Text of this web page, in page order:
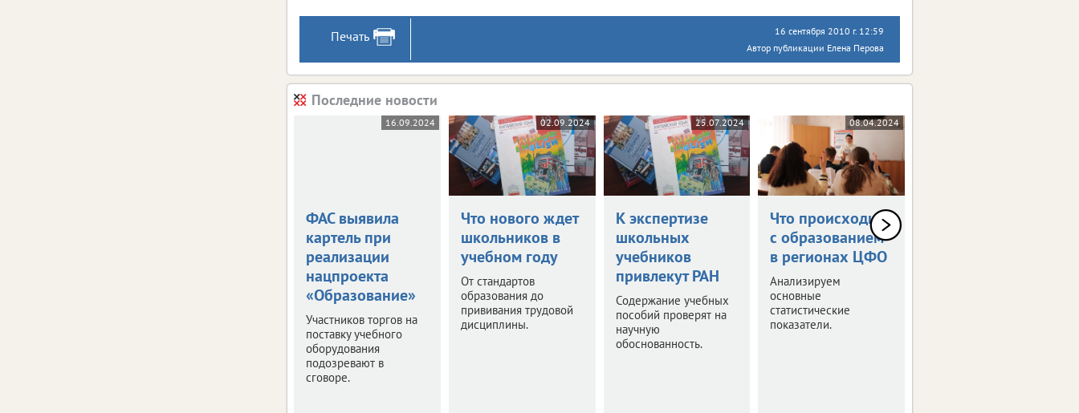
Печать
16 сентября 2010 г. 12:59
Автор публикации Елена Перова
Последние новости
16.09.2024
ФАС выявила
картель при
реализации
нацпроекта
«Образование»
Участников торгов на
поставку учебного
оборудования
подозревают в
сговоре.
02.09.2024
Что нового ждет
школьников в
учебном году
От стандартов
образования до
прививания трудовой
дисциплины.
25.07.2024
К экспертизе
школьных
учебников
привлекут РАН
Содержание учебных
пособий проверят на
научную
обоснованность.
08.04.2024
Что происходит
с образованием
в регионах ЦФО
Анализируем
основные
статистические
показатели.